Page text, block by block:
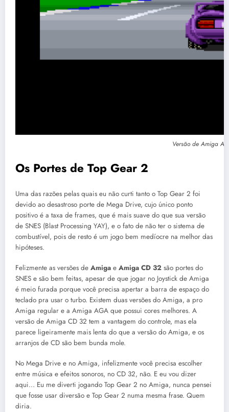
Versão de Amiga
Os Portes de Top Gear 2
Uma das razões pelas quais eu não curti tanto o Top Gear 2 foi
devido ao desastroso porte de Mega Drive, cujo único ponto
positivo é a taxa de frames, que é mais suave do que sua versão
de SNES (Blast Processing YAY), e o fato de não ter o sistema de
combustível, pois de resto é um jogo bem medíocre na melhor das
hipóteses.
Felizmente as versões de Amiga e Amiga CD 32 são portes do
SNES e são bem feitas, apesar de que jogar no Joystick de Amiga
é meio furada porque você precisa apertar a barra de espaço do
teclado pra usar o turbo. Existem duas versões do Amiga, a pro
Amiga regular e a Amiga AGA que possui cores melhores. A
versão de Amiga CD 32 tem a vantagem do controle, mas ela
parece ligeiramente mais lenta do que a versão do Amiga, e os
arranjos de CD são bem bunda mole.
No Mega Drive e no Amiga, infelizmente você precisa escolher
entre música e efeitos sonoros, no CD 32, não. E eu vou dizer
aqui… Eu me diverti jogando Top Gear 2 no Amiga, nunca pensei
que fosse usar diversão e Top Gear 2 numa mesma frase. Quem
diria.